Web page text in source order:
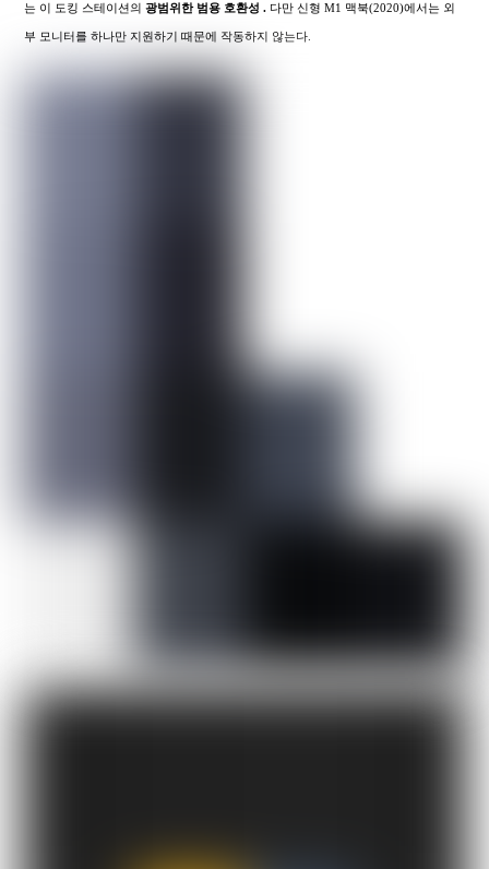
는 이 도킹 스테이션의광범위한 범용 호환성 . 다만 신형 M1 맥북(2020)에서는 외
부 모니터를 하나만 지원하기 때문에 작동하지 않는다.